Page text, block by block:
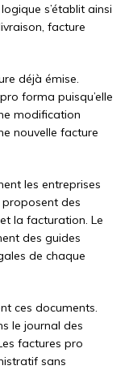
s’établit ainsi
facture
déjà émise.
forma puisqu’elle
modification
nouvelle facture
les entreprises
proposent des
la facturation. Le
des guides
de chaque
ces documents.
le journal des
factures pro
sans